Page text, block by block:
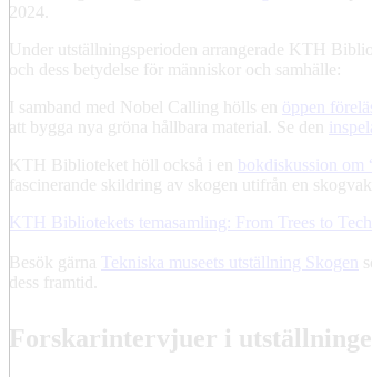
2024.
Under utställningsperioden arrangerade KTH
och dess betydelse för människor och samhälle:
I samband med Nobel Calling hölls en öppen
att bygga nya gröna hållbara material. Se den
KTH Biblioteket höll också i en bokdiskussion om
fascinerande skildring av skogen utifrån en
KTH Bibliotekets temasamling: From Trees to
Besök gärna Tekniska museets utställning Skogen
dess framtid.
Forskarintervjuer i